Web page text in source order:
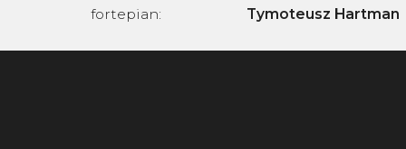
fortepian: Tymoteusz Hartman